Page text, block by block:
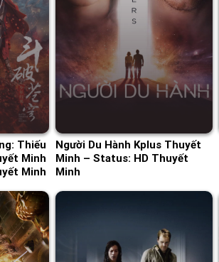
Thiếu
Minh
Minh
Người Du Hành Kplus Thuyết
Minh – Status: HD Thuyết
Minh